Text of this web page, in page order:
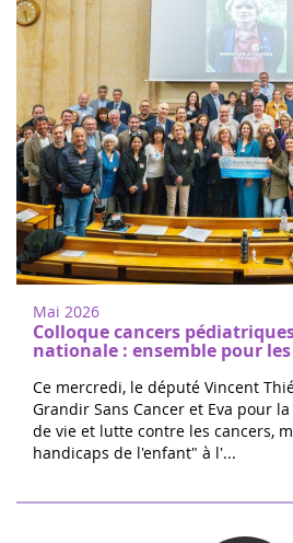
Colloque cancers pédiatriques
nationale : ensemble pour
Ce mercredi, le député Vincent
Grandir Sans Cancer et Eva pour
de vie et lutte contre les cancers,
handicaps de l'enfant" à l'...